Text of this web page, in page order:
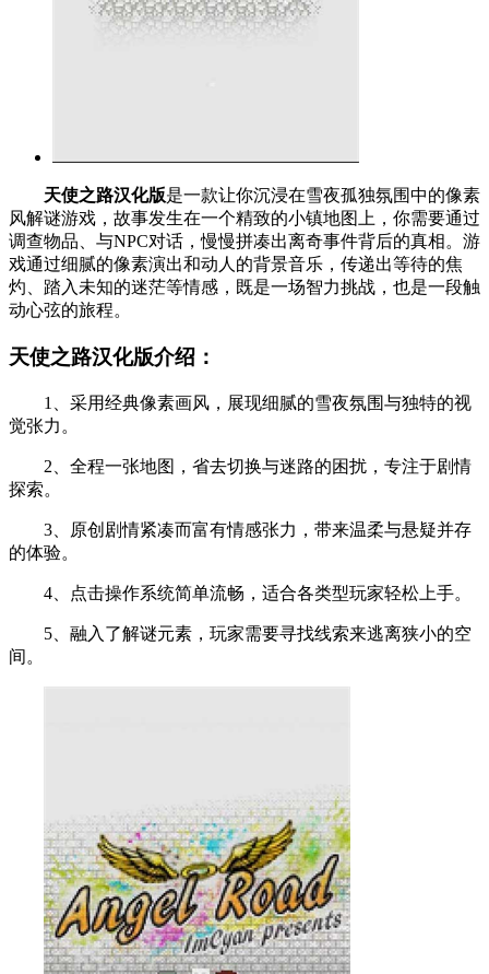
天使之路汉化版是一款让你沉浸在雪夜孤独氛围中的像素
风解谜游戏，故事发生在一个精致的小镇地图上，你需要通过
调查物品、与NPC对话，慢慢拼凑出离奇事件背后的真相。游
戏通过细腻的像素演出和动人的背景音乐，传递出等待的焦
灼、踏入未知的迷茫等情感，既是一场智力挑战，也是一段触
动心弦的旅程。
天使之路汉化版介绍：
1、采用经典像素画风，展现细腻的雪夜氛围与独特的视
觉张力。
2、全程一张地图，省去切换与迷路的困扰，专注于剧情
探索。
3、原创剧情紧凑而富有情感张力，带来温柔与悬疑并存
的体验。
4、点击操作系统简单流畅，适合各类型玩家轻松上手。
5、融入了解谜元素，玩家需要寻找线索来逃离狭小的空
间。